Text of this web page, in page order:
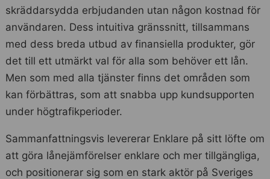
skräddarsydda erbjudanden utan någon kostnad för
användaren. Dess intuitiva gränssnitt, tillsammans
med dess breda utbud av finansiella produkter, gör
det till ett utmärkt val för alla som behöver ett lån.
Men som med alla tjänster finns det områden som
kan förbättras, som att snabba upp kundsupporten
under högtrafikperioder.
Sammanfattningsvis levererar Enklare på sitt löfte om
att göra lånejämförelser enklare och mer tillgängliga,
och positionerar sig som en stark aktör på Sveriges